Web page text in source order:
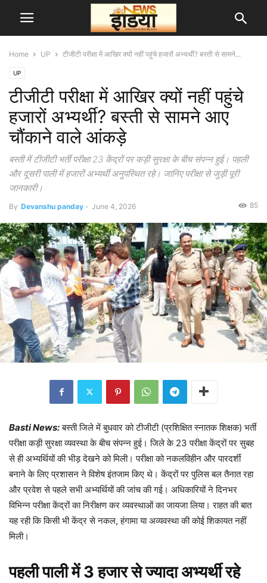
Home UP टीजीटी परीक्षा में आखिर क्यों नहीं पहुंचे हजारों अभ्यर्थी? बस्ती से सामने...
UP
टीजीटी परीक्षा में आखिर क्यों नहीं पहुंचे
हजारों अभ्यर्थी? बस्ती से सामने आए
चौंकाने वाले आंकड़े
बस्ती में टीजीटी भर्ती परीक्षा 23 केंद्रों पर कड़ी सुरक्षा के बीच संपन्न हुई। पहली
और दूसरी पाली में हजारों अभ्यर्थी अनुपस्थित रहे। जानिए परीक्षा से जुड़ी पूरी
जानकारी।
By Devanshu panday - June 4, 2026 85
Basti News:बस्ती जिले में बुधवार को टीजीटी (प्रशिक्षित स्नातक शिक्षक) भर्ती
परीक्षा कड़ी सुरक्षा व्यवस्था के बीच संपन्न हुई। जिले के 23 परीक्षा केंद्रों पर सुबह
से ही अभ्यर्थियों की भीड़ देखने को मिली। परीक्षा को नकलविहीन और पारदर्शी
बनाने के लिए प्रशासन ने विशेष इंतजाम किए थे। केंद्रों पर पुलिस बल तैनात रहा
और प्रवेश से पहले सभी अभ्यर्थियों की जांच की गई। अधिकारियों ने दिनभर
विभिन्न परीक्षा केंद्रों का निरीक्षण कर व्यवस्थाओं का जायजा लिया। राहत की बात
यह रही कि किसी भी केंद्र से नकल, हंगामा या अव्यवस्था की कोई शिकायत नहीं
मिली।
पहली पाली में 3 हजार से ज्यादा अभ्यर्थी रहे